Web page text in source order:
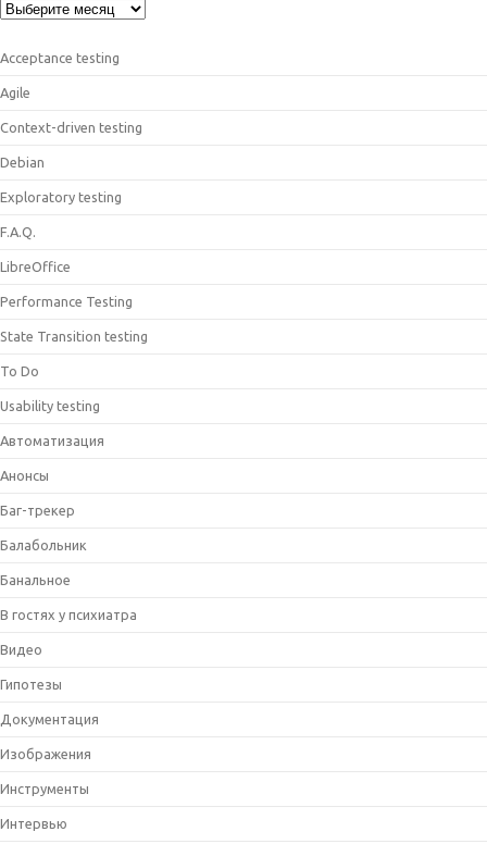
Acceptance testing
Agile
Context-driven testing
Debian
Exploratory testing
F.A.Q.
LibreOffice
Performance Testing
State Transition testing
To Do
Usability testing
Автоматизация
Анонсы
Баг-трекер
Балабольник
Банальное
В гостях у психиатра
Видео
Гипотезы
Документация
Изображения
Инструменты
Интервью